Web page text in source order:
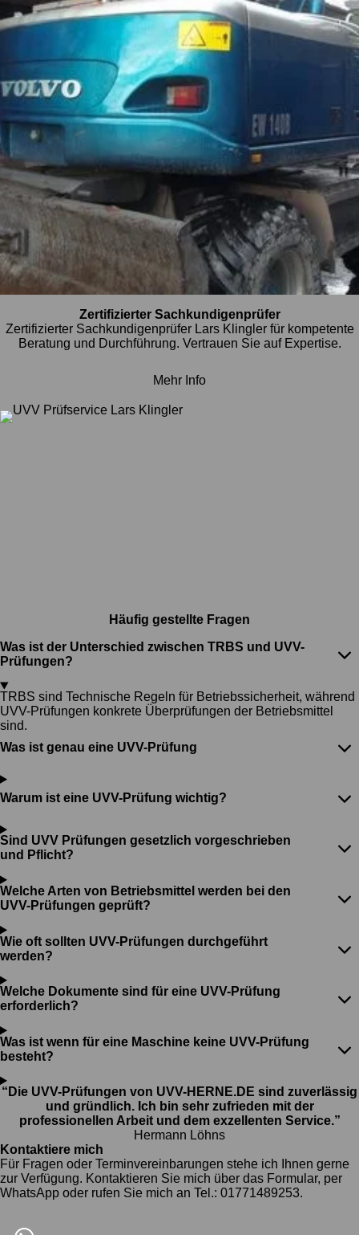
Zertifizierter Sachkundigenprüfer
Zertifizierter Sachkundigenprüfer Lars Klingler für kompetente
Beratung und Durchführung. Vertrauen Sie auf Expertise.
Mehr Info
Häufig gestellte Fragen
Was ist der Unterschied zwischen TRBS und UVV-
Prüfungen?
TRBS sind Technische Regeln für Betriebssicherheit, während
UVV-Prüfungen konkrete Überprüfungen der Betriebsmittel
sind.
Was ist genau eine UVV-Prüfung
Warum ist eine UVV-Prüfung wichtig?
Sind UVV Prüfungen gesetzlich vorgeschrieben
und Pflicht?
Welche Arten von Betriebsmittel werden bei den
UVV-Prüfungen geprüft?
Wie oft sollten UVV-Prüfungen durchgeführt
werden?
Welche Dokumente sind für eine UVV-Prüfung
erforderlich?
Was ist wenn für eine Maschine keine UVV-Prüfung
besteht?
“Die UVV-Prüfungen von UVV-HERNE.DE sind zuverlässig
und gründlich. Ich bin sehr zufrieden mit der
professionellen Arbeit und dem exzellenten Service.”
Hermann Löhns
Kontaktiere mich
Für Fragen oder Terminvereinbarungen stehe ich Ihnen gerne
zur Verfügung. Kontaktieren Sie mich über das Formular, per
WhatsApp oder rufen Sie mich an Tel.: 01771489253.